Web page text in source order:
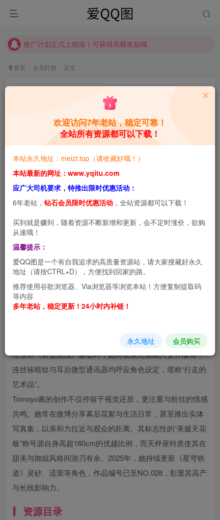
推广计划正式上线啦！可获得高额奖励哦
推广计划正式上线啦！可获得高额奖励哦
首页 会员打包 正文
青萌酱
5个月前更新
关注
0 2.3W+ 1.4W+
本站预览图进行了压缩和水印，原图无压缩，无本站水
印。
2026-2-19，新增3套，共33套
Tomoyo酱（微博@-Tomoyo酱-）是当代中国二次元文化中
备受瞩目的Coser与动漫博主，出生于广东广州，天秤座，
闻名，微博粉丝超26.8万，抖音平台亦有20万追随者。其作
品涵盖《碧蓝航线》《少女前线》《崩坏：星穹铁道》等热
其擅长通过妆容、服装与场景设计展现角色的灵魂。例如，
在诠释《碧蓝航线》赫敏时，她将舰装元素融入女仆服饰，
连丝袜暗纹与耳后微型通讯器均呼应角色设定，堪称“行走的
艺术品”。
Tomoyo酱的创作不仅停留于视觉还原，更注重与粉丝的情感
共鸣。她常在微博分享幕后花絮与生活日常，甚至推出实体
写真集，以亲和力拉近与观众的距离。其标志性的“美腿天花
板”称号源自身高超160cm的优越比例，而天秤座特质使其在
甜美与御姐风格间游刃有余。2025年，她持续更新《星穹铁
道》灵砂、流萤等角色，作品编号已至NO.028，彰显其高产
与长线影响力。
资源目录
欢迎访问7年老站，稳定可靠！
全站所有资源都可以下载！
本站永久地址：meizt.top（请收藏好哦！）
本站最新的网址：www.yqitu.com
应广大司机要求，特推出限时优惠活动：
6年老站， 钻石会员限时优惠活动 ，全站资源都可以下载！
买到就是赚到，随着资源不断新增和更新，会不定时涨价，欲购
从速哦！
温馨提示：
爱QQ图是一个有自我追求的高质量资源站，请大家搜藏好永久
地址（请按CTRL+D），方便找到回家的路。
推荐使用谷歌浏览器、Via浏览器等浏览本站！方便复制提取码
等内容
多年老站，稳定更新！24小时内补链！
永久地址 会员购买